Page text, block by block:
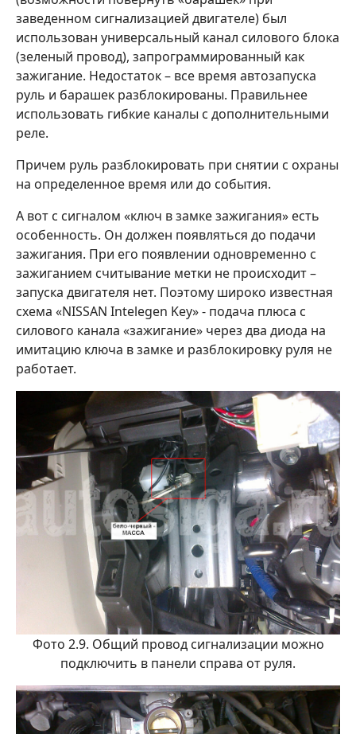
заведенном сигнализацией двигателе) был
использован универсальный канал силового блока
(зеленый провод), запрограммированный как
зажигание. Недостаток – все время автозапуска
руль и барашек разблокированы. Правильнее
использовать гибкие каналы с дополнительными
реле.
Причем руль разблокировать при снятии с охраны
на определенное время или до события.
А вот с сигналом «ключ в замке зажигания» есть
особенность. Он должен появляться до подачи
зажигания. При его появлении одновременно с
зажиганием считывание метки не происходит –
запуска двигателя нет. Поэтому широко известная
схема «NISSAN Intelegen Key» - подача плюса с
силового канала «зажигание» через два диода на
имитацию ключа в замке и разблокировку руля не
работает.
Фото 2.9. Общий провод сигнализации можно
подключить в панели справа от руля.